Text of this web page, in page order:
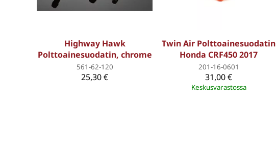
Highway Hawk
Polttoainesuodatin, chrome
561-62-120
25,30 €
Twin Air Polttoainesuodatin
Honda CRF450 2017
201-16-0601
31,00 €
Keskusvarastossa